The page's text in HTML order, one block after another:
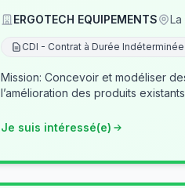
ERGOTECH EQUIPEMENTS La
CDI - Contrat à Durée Indéterminée
Mission: Concevoir et modéliser
l’amélioration des produits
Je suis intéressé(e)